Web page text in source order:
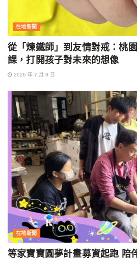
在地新聞
從「煉鐵師」到友情對戒：桃
課，打開孩子對未來的想像
2026 年 7 月 9 日
在地新聞
等家寶寶圓夢計畫募資起跑 陪